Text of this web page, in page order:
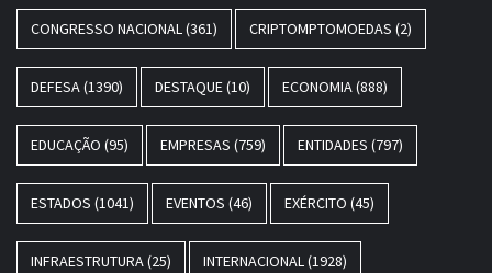
CONGRESSO NACIONAL(361) CRIPTOMPTOMOEDAS (2)
DEFESA(1390) DESTAQUE(10) ECONOMIA(888)
EDUCAÇÃO (95) EMPRESAS (759) ENTIDADES (797)
ESTADOS (1041) EVENTOS (46) EXÉRCITO (45)
INFRAESTRUTURA(25) INTERNACIONAL(1928)